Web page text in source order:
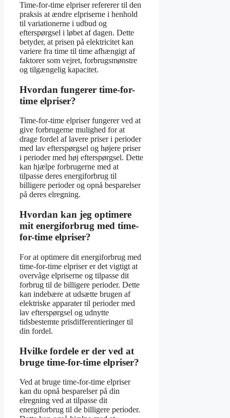
Time-for-time elpriser refererer til den
praksis at ændre elpriserne i henhold
til variationerne i udbud og
efterspørgsel i løbet af dagen. Dette
betyder, at prisen på elektricitet kan
variere fra time til time afhængigt af
faktorer som vejret, forbrugsmønstre
og tilgængelig kapacitet.
Hvordan fungerer time-for-
time elpriser?
Time-for-time elpriser fungerer ved at
give forbrugerne mulighed for at
drage fordel af lavere priser i perioder
med lav efterspørgsel og højere priser
i perioder med høj efterspørgsel. Dette
kan hjælpe forbrugerne med at
tilpasse deres energiforbrug til
billigere perioder og opnå besparelser
på deres elregning.
Hvordan kan jeg optimere
mit energiforbrug med time-
for-time elpriser?
For at optimere dit energiforbrug med
time-for-time elpriser er det vigtigt at
overvåge elpriserne og tilpasse dit
forbrug til de billigere perioder. Dette
kan indebære at udsætte brugen af
elektriske apparater til perioder med
lav efterspørgsel og udnytte
tidsbestemte prisdifferentieringer til
din fordel.
Hvilke fordele er der ved at
bruge time-for-time elpriser?
Ved at bruge time-for-time elpriser
kan du opnå besparelser på din
elregning ved at tilpasse dit
energiforbrug til de billigere perioder.